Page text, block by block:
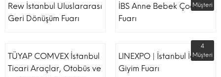
Rew İstanbul Uluslararası
Geri Dönüşüm Fuarı
İBS Anne Bebek Çocuk
Fuarı
Müşteri
TÜYAP COMVEX İstanbul
Ticari Araçlar, Otobüs ve
LINEXPO | İstanbul İç
Giyim Fuarı
4
Müşteri